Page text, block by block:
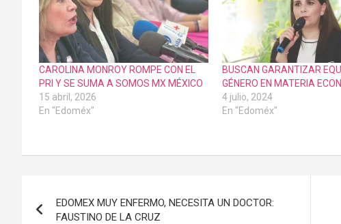
CAROLINA MONROY ROMPE CON EL
PRI Y SE SUMA A SOMOS MX MÉXICO
15 abril, 2026
En "Edoméx"
BUSCAN GARANTIZAR
GÉNERO EN MATERIA
4 julio, 2024
En "Edoméx"
de
EDOMEX MUY ENFERMO, NECESITA UN DOCTOR:
FAUSTINO DE LA CRUZ